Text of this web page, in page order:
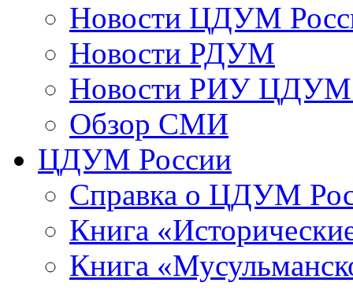
Новости ЦДУМ
Новости РДУМ
Новости РИУ ЦДУМ
Обзор СМИ
ЦДУМ России
Справка о ЦДУМ
Книга
Книга